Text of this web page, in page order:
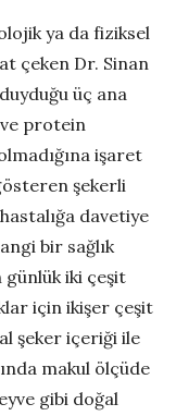
ya da fiziksel
çeken Dr. Sinan
üç ana
protein
işaret
şekerli
davetiye
bir sağlık
iki çeşit
için ikişer çeşit
şeker içeriği ile
makul ölçüde
gibi doğal